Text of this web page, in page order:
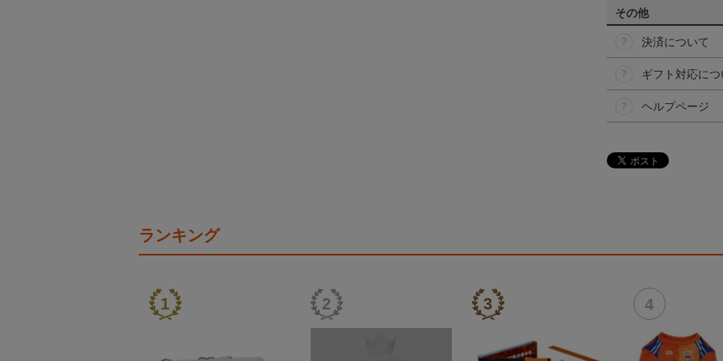
その他
決済について
ギフト対応に
ヘルプページ
ランキング